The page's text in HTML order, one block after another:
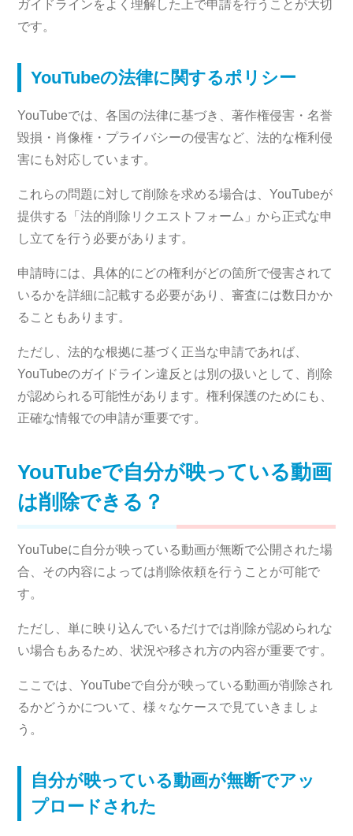
ガイドラインをよく理解した上で申請を行うことが大切
です。
YouTubeの法律に関するポリシー
YouTubeでは、各国の法律に基づき、著作権侵害・名誉
毀損・肖像権・プライバシーの侵害など、法的な権利侵
害にも対応しています。
これらの問題に対して削除を求める場合は、YouTubeが
提供する「法的削除リクエストフォーム」から正式な申
し立てを行う必要があります。
申請時には、具体的にどの権利がどの箇所で侵害されて
いるかを詳細に記載する必要があり、審査には数日かか
ることもあります。
ただし、法的な根拠に基づく正当な申請であれば、
YouTubeのガイドライン違反とは別の扱いとして、削除
が認められる可能性があります。権利保護のためにも、
正確な情報での申請が重要です。
YouTubeで自分が映っている動画
は削除できる？
YouTubeに自分が映っている動画が無断で公開された場
合、その内容によっては削除依頼を行うことが可能で
す。
ただし、単に映り込んでいるだけでは削除が認められな
い場合もあるため、状況や移され方の内容が重要です。
ここでは、YouTubeで自分が映っている動画が削除され
るかどうかについて、様々なケースで見ていきましょ
う。
自分が映っている動画が無断でアッ
プロードされた